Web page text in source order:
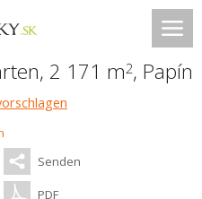
2 171 m2, Papín
Senden
PDF